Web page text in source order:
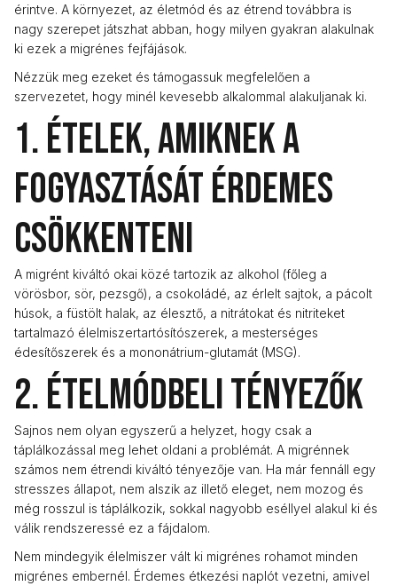
érintve. A környezet, az életmód és az étrend továbbra is
nagy szerepet játszhat abban, hogy milyen gyakran alakulnak
ki ezek a migrénes fejfájások.
Nézzük meg ezeket és támogassuk megfelelően a
szervezetet, hogy minél kevesebb alkalommal alakuljanak ki.
1. Ételek, amiknek a
fogyasztását érdemes
csökkenteni
A migrént kiváltó okai közé tartozik az alkohol (főleg a
vörösbor, sör, pezsgő), a csokoládé, az érlelt sajtok, a pácolt
húsok, a füstölt halak, az élesztő, a nitrátokat és nitriteket
tartalmazó élelmiszertartósítószerek, a mesterséges
édesítőszerek és a mononátrium-glutamát (MSG).
2. Ételmódbeli tényezők
Sajnos nem olyan egyszerű a helyzet, hogy csak a
táplálkozással meg lehet oldani a problémát. A migrénnek
számos nem étrendi kiváltó tényezője van. Ha már fennáll egy
stresszes állapot, nem alszik az illető eleget, nem mozog és
még rosszul is táplálkozik, sokkal nagyobb eséllyel alakul ki és
válik rendszeressé ez a fájdalom.
Nem mindegyik élelmiszer vált ki migrénes rohamot minden
migrénes embernél. Érdemes étkezési naplót vezetni, amivel